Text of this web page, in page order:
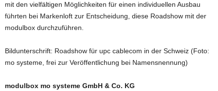
mit den vielfältigen Möglichkeiten für einen individuellen Ausbau
führten bei Markenloft zur Entscheidung, diese Roadshow mit der
modulbox durchzuführen.
Bildunterschrift: Roadshow für upc cablecom in der Schweiz (Foto:
mo systeme, frei zur Veröffentlichung bei Namensnennung)
modulbox mo systeme GmbH & Co. KG